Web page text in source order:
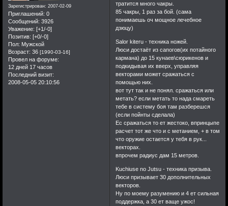
Зарегистрирован: 2007-02-09
Приглашений: 0
Сообщений: 3926
Уважение: [+1/-0]
Позитив: [+0/-0]
Пол: Мужской
Возраст: 36[1990-03-16]
Провел на форуме:
12 дней 17 часов
Последний визит:
2008-05-05 20:10:56
тратится много чакры.
85 чакры, 1 раз за бой. (сама
понимаешь оч мощное лечебное
дзюцу)
Salor kiteru - техника ножей.
Люси достаёт из сапогов(их потайного
кармана) до 15 кунаев\сюрикенов и
подкидывая их вверх, управляя
векторами может сражаться с
помощью них.
вот тут так и не понял. сражаться или
метать? если метать то нада смареть
тебе в систему боя там разберешся
(если пойнты сделала)
Ес сражаться то ет жестоко, впринцыпе
расчет тот же что и с метанием, + в том
что оружие остается у тебя в рук...
векторах.
впрочем радиус дам 15 метров.
Kuchiuse no Jutsu - техника призыва.
Люси призывает 30 дополнительных
векторов.
Ну по моему разумению и 4 ет сильная
поддержка, а 30 ет ваще ужос!